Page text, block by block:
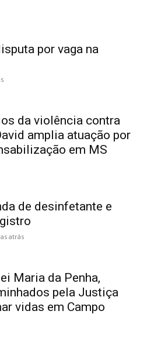
por vaga na
da violência contra
amplia atuação por
em MS
de desinfetante e
atrás
Maria da Penha,
pela Justiça
vidas em Campo